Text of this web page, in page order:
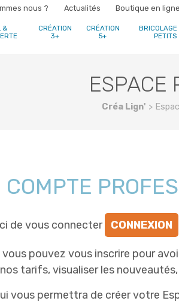
nous ? Actualités Boutique en ligne
&
CRÉATION
3+
CRÉATION
5+
BRICOLAGE
PETITS
ESPACE
Créa Lign' >
COMPTE
de vous connecter CONNEXION
vous pouvez vous inscrire pour
tarifs, visualiser les
vous permettra de créer votre